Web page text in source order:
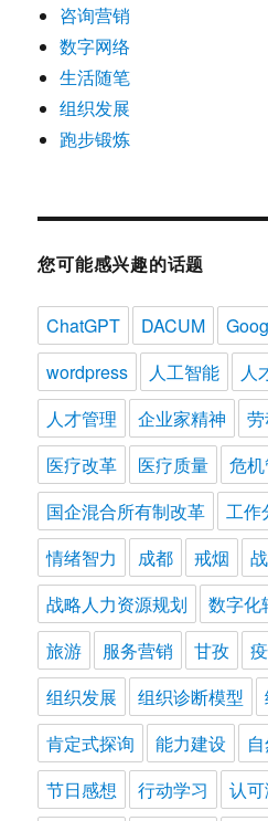
咨询营销
数字网络
生活随笔
组织发展
跑步锻炼
您可能感兴趣的话题
ChatGPT DACUM
wordpress
人工智能 人
人才管理
企业家精神
医疗改革
医疗质量 危
国企混合所有制改革
工作
情绪智力
成都 戒烟
战略人力资源规划
数字化
旅游
服务营销 甘孜
组织发展
组织诊断模型
肯定式探询
能力建设
节日感想
行动学习 认